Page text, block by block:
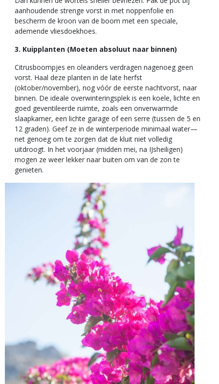
aanhoudende strenge vorst in met noppenfolie en
bescherm de kroon van de boom met een speciale,
ademende vliesdoekhoes.
3. Kuipplanten (Moeten absoluut naar binnen)
Citrusboompjes en oleanders verdragen nagenoeg geen
vorst. Haal deze planten in de late herfst
(oktober/november), nog vóór de eerste nachtvorst, naar
binnen. De ideale overwinteringsplek is een koele, lichte en
goed geventileerde ruimte, zoals een onverwarmde
slaapkamer, een lichte garage of een serre (tussen de 5 en
12 graden). Geef ze in de winterperiode minimaal water—
net genoeg om te zorgen dat de kluit niet volledig
uitdroogt. In het voorjaar (midden mei, na IJsheiligen)
mogen ze weer lekker naar buiten om van de zon te
genieten.